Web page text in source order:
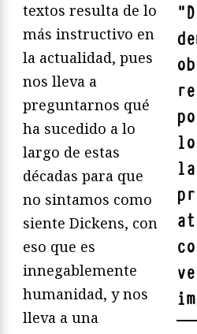
"
textos resulta de lo
más instructivo en
la actualidad, pues
nos lleva a
preguntarnos qué
ha sucedido a lo
largo de estas
décadas para que
no sintamos como
siente Dickens, con
eso que es
innegablemente
humanidad, y nos
lleva a una